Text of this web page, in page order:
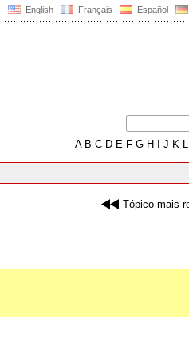
English Français Español
AB C D E F G H J K L
Tópico mais